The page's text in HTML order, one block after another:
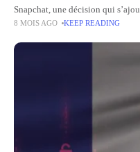
Snapchat, une décision qui
les plateformes occidentales.
8 MOIS AGO KEEP READING